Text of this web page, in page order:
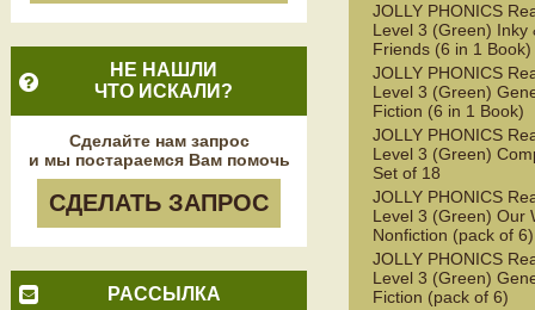
НЕ НАШЛИ
ЧТО ИСКАЛИ?
Сделайте нам запрос
и мы постараемся Вам помочь
СДЕЛАТЬ ЗАПРОС
РАССЫЛКА
JOLLY PHONICS
Level 3 (Green) Inky
Friends (6 in 1 Book)
JOLLY PHONICS
Level 3 (Green)
Fiction (6 in 1 Book)
JOLLY PHONICS
Level 3 (Green)
Set of 18
JOLLY PHONICS
Level 3 (Green) Our
Nonfiction (pack of 6)
JOLLY PHONICS
Level 3 (Green)
Fiction (pack of 6)